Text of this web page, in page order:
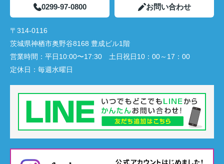
0299-97-0800 お問い合わせ
〒314-0116
茨城県神栖市奥野谷8168 豊成ビル1階
営業時間： 平日10:00〜17:30 土日祝日10：00～17：00
定休日： 毎週水曜日